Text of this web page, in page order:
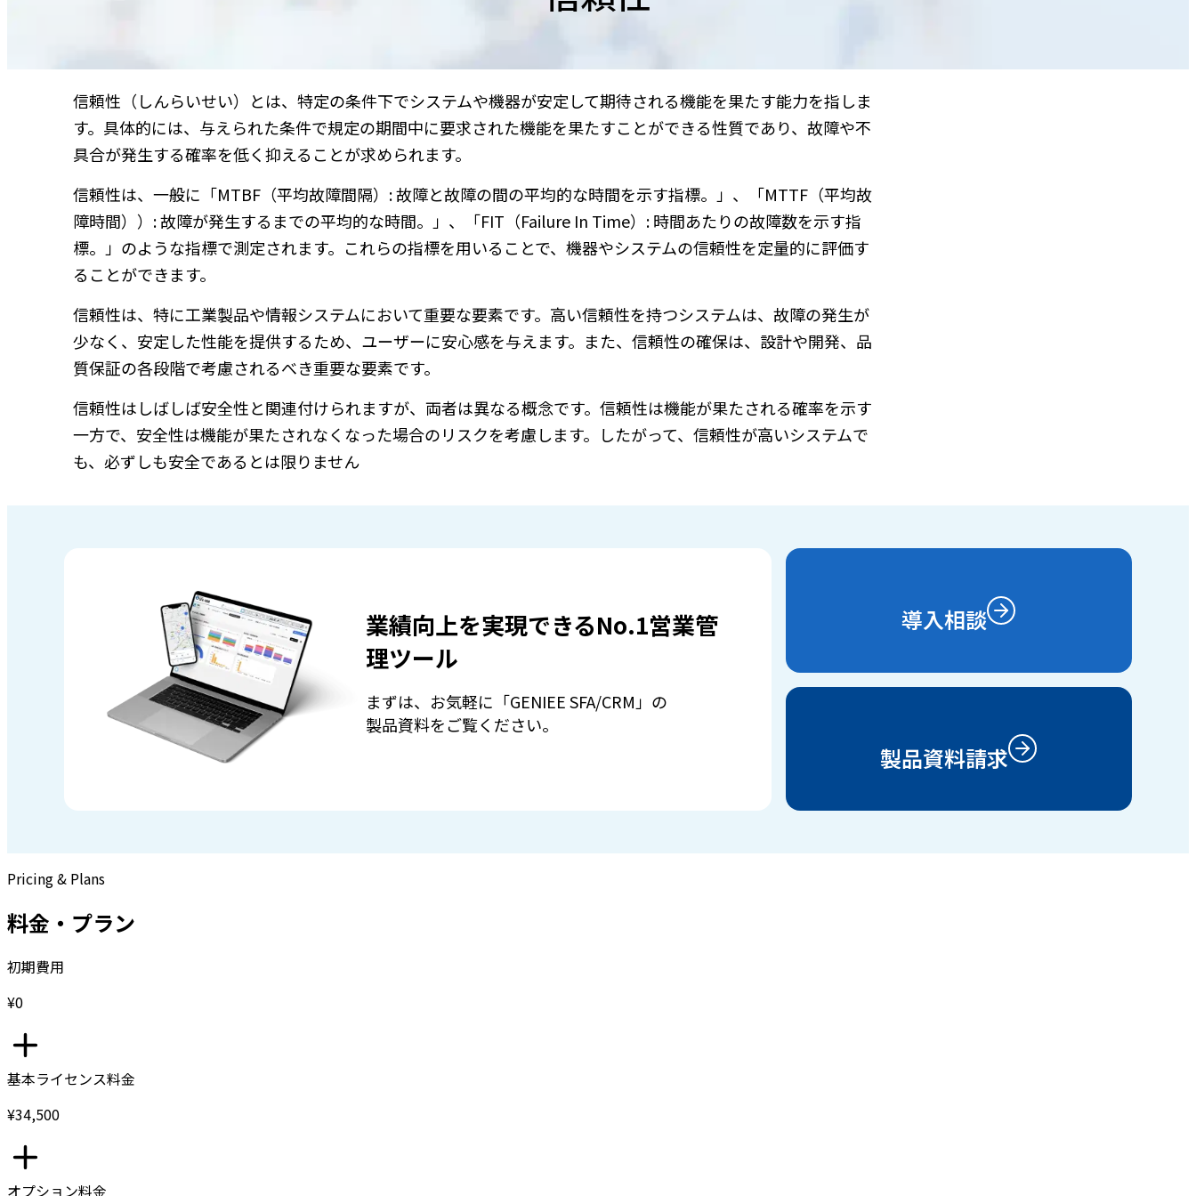
信頼性（しんらいせい）とは、特定の条件下でシステムや機器が安定して期待される機能を果たす能力を指しま
す。具体的には、与えられた条件で規定の期間中に要求された機能を果たすことができる性質であり、故障や不
具合が発生する確率を低く抑えることが求められます。
信頼性は、一般に「MTBF（平均故障間隔）: 故障と故障の間の平均的な時間を示す指標。」、「MTTF（平均故
障時間））: 故障が発生するまでの平均的な時間。」、「FIT（Failure In Time）: 時間あたりの故障数を示す指
標。」のような指標で測定されます。これらの指標を用いることで、機器やシステムの信頼性を定量的に評価す
ることができます。
信頼性は、特に工業製品や情報システムにおいて重要な要素です。高い信頼性を持つシステムは、故障の発生が
少なく、安定した性能を提供するため、ユーザーに安心感を与えます。また、信頼性の確保は、設計や開発、品
質保証の各段階で考慮されるべき重要な要素です。
信頼性はしばしば安全性と関連付けられますが、両者は異なる概念です。信頼性は機能が果たされる確率を示す
一方で、安全性は機能が果たされなくなった場合のリスクを考慮します。したがって、信頼性が高いシステムで
も、必ずしも安全であるとは限りません
業績向上を実現できるNo.1営業管
理ツール
まずは、お気軽に「GENIEE SFA/CRM」の
製品資料をご覧ください。
導入相談
製品資料請求
Pricing & Plans
料金・プラン
初期費用
¥0
基本ライセンス料金
¥34,500
オプション料金